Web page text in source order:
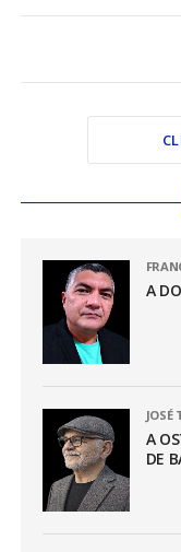
A
JOSÉ
A
DE